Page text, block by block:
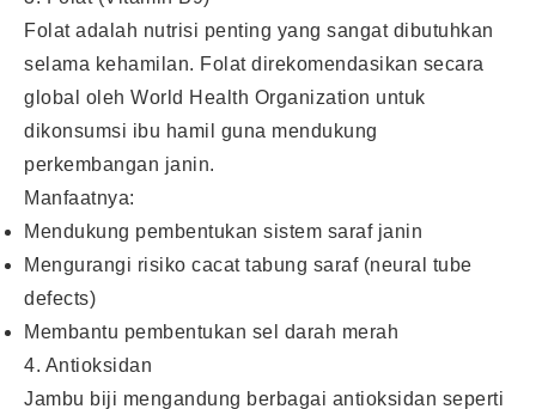
Folat adalah nutrisi penting yang sangat dibutuhkan
selama kehamilan. Folat direkomendasikan secara
global oleh World Health Organization untuk
dikonsumsi ibu hamil guna mendukung
perkembangan janin.
Manfaatnya:
Mendukung pembentukan sistem saraf janin
Mengurangi risiko cacat tabung saraf (neural tube
defects)
Membantu pembentukan sel darah merah
4. Antioksidan
Jambu biji mengandung berbagai antioksidan seperti